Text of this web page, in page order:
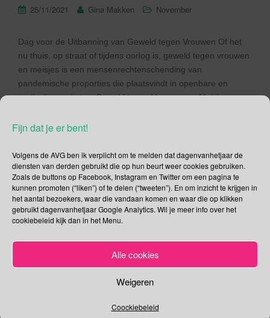
Fijn dat je er bent!
Volgens de AVG ben ik verplicht om te melden dat dagenvanhetjaar de
diensten van derden gebruikt die op hun beurt weer cookies gebruiken.
Zoals de buttons op Facebook, Instagram en Twitter om een pagina te
kunnen promoten (“liken”) of te delen (“tweeten”). En om inzicht te krijgen in
het aantal bezoekers, waar die vandaan komen en waar die op klikken
gebruikt dagenvanhetjaar Google Analytics. Wil je meer info over het
cookiebeleid kijk dan in het Menu.
Alle cookies
Weigeren
Coockiebeleid
25/11/2021 Gina Makken November
Dag voor de Uitbanning van Geweld tegen Vrouwen Of het
nu thuis, op straat of tijdens oorlog is, geweld tegen vrouwen
en meisjes is een mensenrechtenschending van
pandemische proporties die plaatsvindt in openbare en
particuliere ruimtes. Geweld tegen Vrouwen en Meisjes
verwoestende mensenrechtenschendingen die niet gemeld
Lees verder
Social Media
Je kunt me volgen op